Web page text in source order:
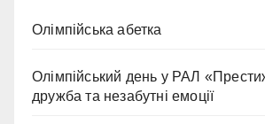
Олімпійська абетка
Олімпійський день у РАЛ
дружба та незабутні емоції